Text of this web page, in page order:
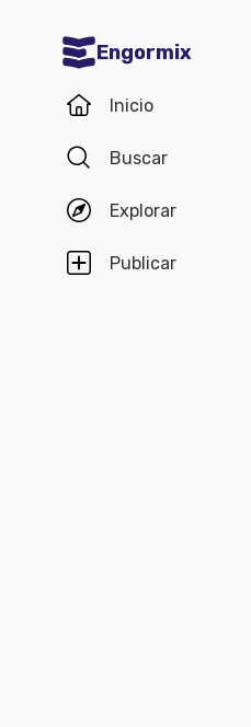
Engormix
Inicio
Buscar
Explorar
Publicar